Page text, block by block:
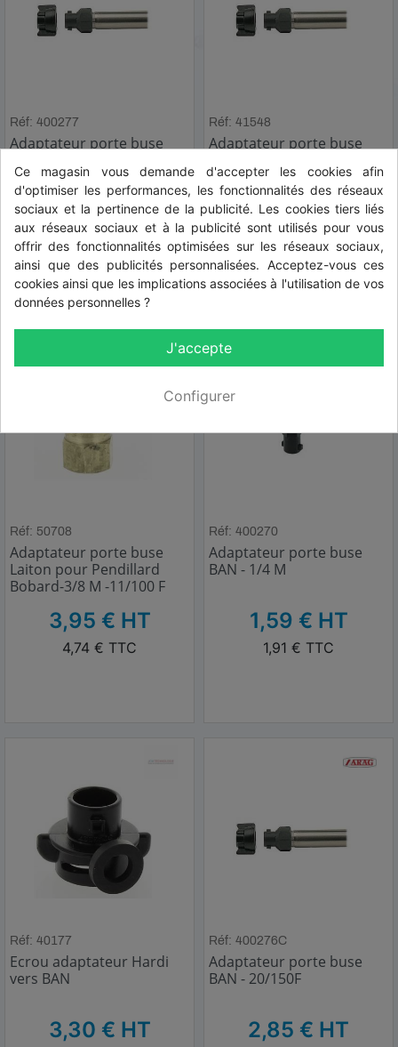
Réf: 400277
Adaptateur porte buse
HT 2,60 € HT
TTC 3,12 € TTC
Réf: 41548
Adaptateur porte buse
HT 3,46 € HT
TTC 4,15 € TTC
Réf: 50708
Adaptateur porte buse
Laiton pour Pendillard
Bobard-3/8 M -11/100 F
3,95 € HT
4,74 € TTC
Réf: 400270
Adaptateur porte buse
BAN - 1/4 M
1,59 € HT
1,91 € TTC
Réf: 40177
Ecrou adaptateur Hardi
vers BAN
3,30 € HT
Réf: 400276C
Adaptateur porte buse
BAN - 20/150F
2,85 € HT
Ce magasin vous demande d'accepter les cookies afin
d'optimiser les performances, les fonctionnalités des réseaux
sociaux et la pertinence de la publicité. Les cookies tiers liés
aux réseaux sociaux et à la publicité sont utilisés pour vous
offrir des fonctionnalités optimisées sur les réseaux sociaux,
ainsi que des publicités personnalisées. Acceptez-vous ces
cookies ainsi que les implications associées à l'utilisation de vos
données personnelles ?
J'accepte
Configurer